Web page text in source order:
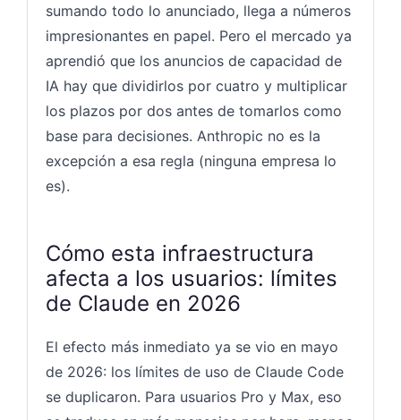
sumando todo lo anunciado, llega a números
impresionantes en papel. Pero el mercado ya
aprendió que los anuncios de capacidad de
IA hay que dividirlos por cuatro y multiplicar
los plazos por dos antes de tomarlos como
base para decisiones. Anthropic no es la
excepción a esa regla (ninguna empresa lo
es).
Cómo esta infraestructura
afecta a los usuarios: límites
de Claude en 2026
El efecto más inmediato ya se vio en mayo
de 2026: los límites de uso de Claude Code
se duplicaron. Para usuarios Pro y Max, eso